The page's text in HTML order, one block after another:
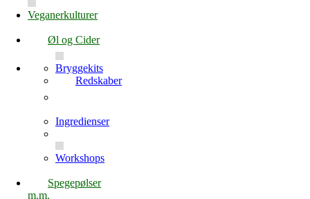
Veganerkulturer
Øl og Cider
Bryggekits
Redskaber
Ingredienser
Workshops
Spegepølser
m.m.